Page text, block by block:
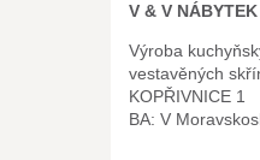
V & V
Výroba
vestavěných
KOPŘIVNICE 1
BA: V